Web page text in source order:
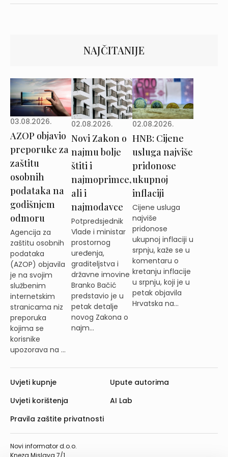
NAJČITANIJE
03.08.2026.
AZOP objavio
preporuke za
zaštitu
osobnih
podataka na
godišnjem
odmoru
Agencija za
zaštitu osobnih
podataka
(AZOP) objavila
je na svojim
službenim
internetskim
stranicama niz
preporuka
kojima se
korisnike
upozorava na ...
02.08.2026.
Novi Zakon o
najmu bolje
štiti i
najmoprimce,
ali i
najmodavce
Potpredsjednik
Vlade i ministar
prostornog
uređenja,
graditeljstva i
državne imovine
Branko Bačić
predstavio je u
petak detalje
novog Zakona o
najm...
02.08.2026.
HNB: Cijene
usluga najviše
pridonose
ukupnoj
inflaciji
Cijene usluga
najviše
pridonose
ukupnoj inflaciji u
srpnju, kaže se u
komentaru o
kretanju inflacije
u srpnju, koji je u
petak objavila
Hrvatska na...
Novi informator d.o.o.
Kneza Mislava 7/1
Uvjeti kupnje
Uvjeti korištenja
Pravila zaštite privatnosti
Upute autorima
AI Lab